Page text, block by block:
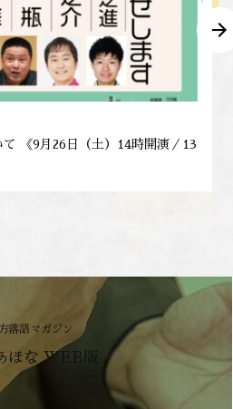
《9月26日（土）14時開演／13
方落語マガジン
ほな WEB版